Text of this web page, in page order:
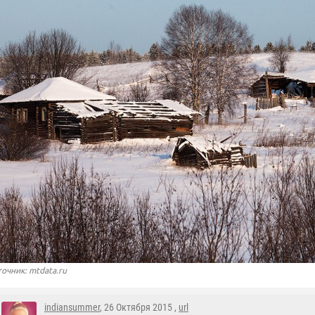
mtdata.ru
indiansummer, 26 Октября 2015 , url